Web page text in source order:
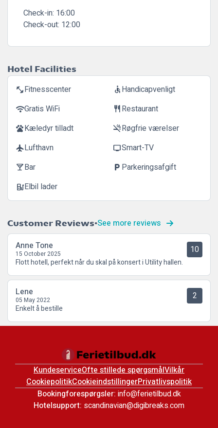
Check-in: 16:00
Check-out: 12:00
Hotel Facilities
fitness_centerFitnesscenter accessibleHandicapvenligt
wifiGratis WiFi restaurantRestaurant
petsKæledyr tilladt smoke_freeRøgfrie værelser
flightLufthavn tvSmart-TV
local_barBar local_parking Parkeringsafgift
ev_stationElbil lader
Customer Reviews See more reviews
Anne Tone
15 October 2025 10
Flott hotell, perfekt når du skal på konsert i Utility hallen.
Lene
05 May 2022 2
Enkelt å bestille
KundeserviceOfte stillede spørgsmålVilkår
CookiepolitikCookieindstillingerPrivatlivspolitik
Bookingforespørgsler: info@ferietilbud.dk
Hotelsupport: scandinavian@digibreaks.com